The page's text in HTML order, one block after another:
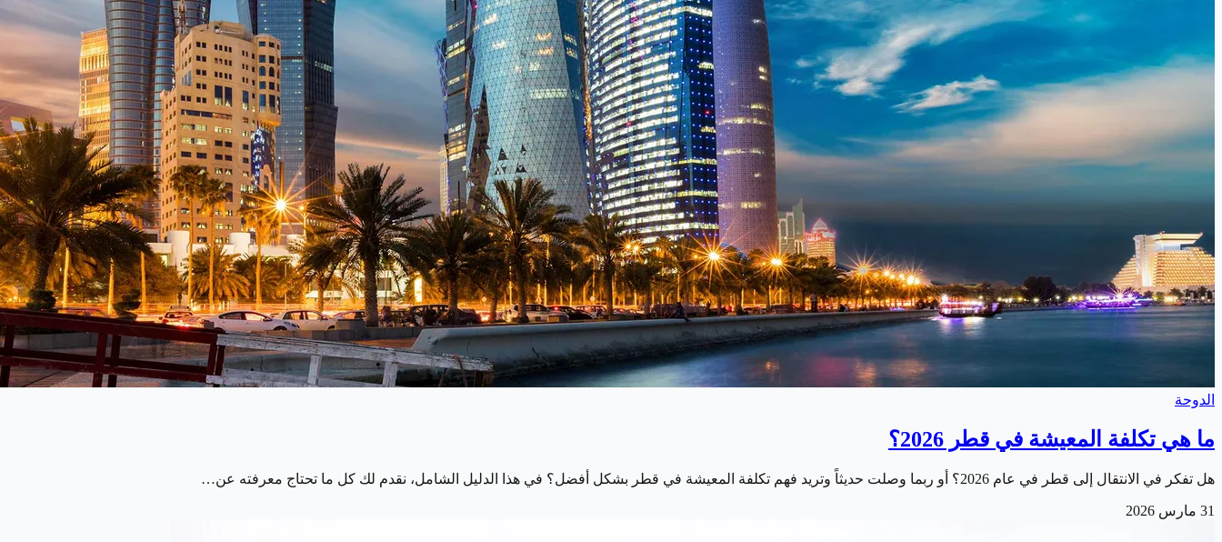
الدوحة
ما هي تكلفة المعيشة في قطر 2026؟
هل تفكر في الانتقال إلى قطر في عام 2026؟ أو ربما وصلت حديثاً وتريد فهم تكلفة المعيشة في قطر بشكل أفضل؟ في هذا الدليل الشامل، نقدم لك كل ما تحتاج معرفته عن…
31 مارس 2026